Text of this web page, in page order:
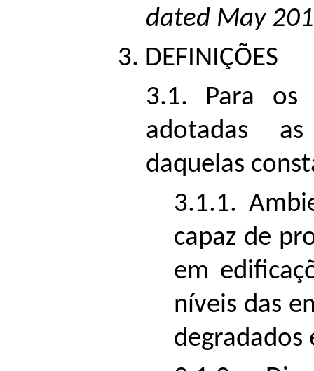
dated May
3. DEFINIÇÕES
3.1. Para os
adotadas
daquelas
3.1.1.
capaz de
em
níveis das
degradados